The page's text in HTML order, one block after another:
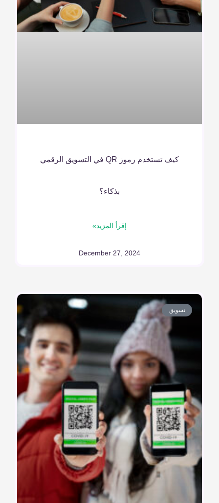
كيف تستخدم رموز QR في التسويق الرقمي
بذكاء؟
إقرأ المزيد»
December 27, 2024
تسويق